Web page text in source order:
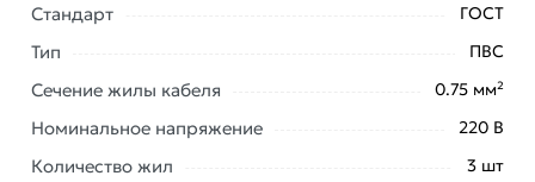
Условия доставки и цены на товар Провод
7399-97 KKZ40-00006939 из категории
Провод
силовой медный ПВСдействительны в Москве и
Стандарт ГОСТ
Тип ПВС
Сечение жилы кабеля 0.75 мм²
Номинальное напряжение 220 В
Количество жил 3 шт